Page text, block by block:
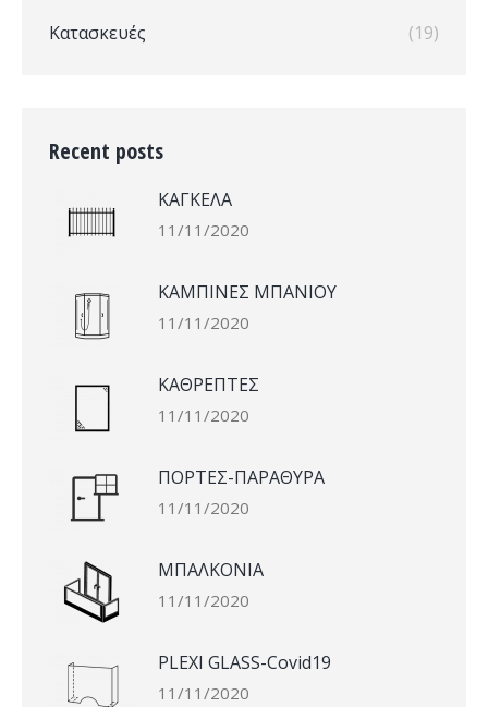
Κατασκευές (19)
Recent posts
ΚΑΓΚΕΛΑ
11/11/2020
ΚΑΜΠΙΝΕΣ ΜΠΑΝΙΟΥ
11/11/2020
ΚΑΘΡΕΠΤΕΣ
11/11/2020
ΠΟΡΤΕΣ-ΠΑΡΑΘΥΡΑ
11/11/2020
ΜΠΑΛΚΟΝΙΑ
11/11/2020
PLEXI GLASS-Covid19
11/11/2020